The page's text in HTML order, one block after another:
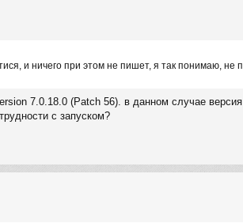
и ничего при этом не пишет, я так понимаю,
7.0.18.0 (Patch 56). в данном случае
с запуском?